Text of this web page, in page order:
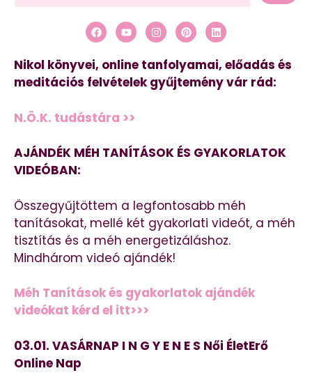
Nikol könyvei, online tanfolyamai, előadás és
meditációs felvételek gyűjtemény vár rád:
N.Ö.K. tudástára >>
AJÁNDÉK MÉH TANÍTÁSOK ÉS GYAKORLATOK
VIDEÓBAN:
Összegyűjtöttem a legfontosabb méh
tanításokat, mellé két gyakorlati videót, a méh
tisztítás és a méh energetizáláshoz.
Mindhárom videó ajándék!
Méh Tanítások és gyakorlatok ajándék
videókat kérd el itt>>>
03.01. VASÁRNAP I N G Y E N E S Női ÉletErő
Online Nap